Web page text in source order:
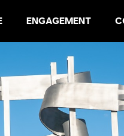
ENGAGEMENT